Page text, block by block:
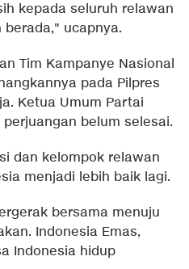
kepada seluruh relawan
ucapnya.
Tim Kampanye Nasional
pada Pilpres
Ketua Umum Partai
belum selesai.
dan kelompok relawan
menjadi lebih baik lagi.
bersama menuju
Indonesia Emas,
Indonesia hidup